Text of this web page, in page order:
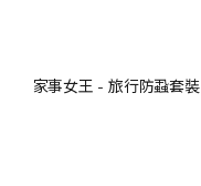
家事女王 - 旅行防蝨套裝